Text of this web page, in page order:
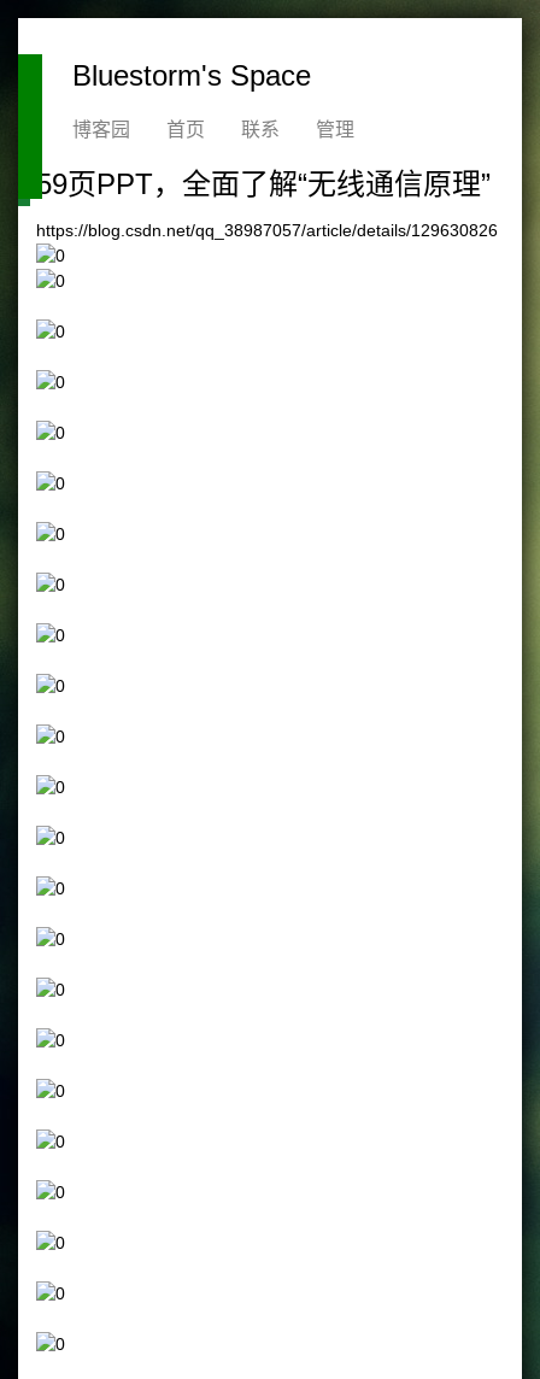
Bluestorm's Space
博客园 首页 联系 管理
59页PPT，全面了解“无线通信原理”
https://blog.csdn.net/qq_38987057/article/details/129630826